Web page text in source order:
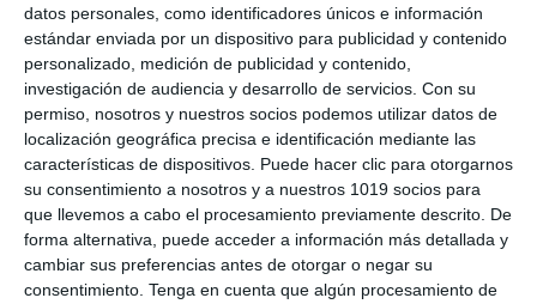
datos personales, como identificadores únicos e información
estándar enviada por un dispositivo para publicidad y contenido
personalizado, medición de publicidad y contenido,
investigación de audiencia y desarrollo de servicios. Con su
permiso, nosotros y nuestros socios podemos utilizar datos de
localización geográfica precisa e identificación mediante las
características de dispositivos. Puede hacer clic para otorgarnos
su consentimiento a nosotros y a nuestros 1019 socios para
que llevemos a cabo el procesamiento previamente descrito. De
forma alternativa, puede acceder a información más detallada y
cambiar sus preferencias antes de otorgar o negar su
consentimiento. Tenga en cuenta que algún procesamiento de
Preguntas decompetencias
transversales, que incluyen vocabulario
específico, normas de seguridad, recursos
digitales y el diseño de un pequeño circuito
de ejercicios.
Solucionario incluido, con respuestas
claras y orientativas para facilitar la
corrección por parte del profesorado.